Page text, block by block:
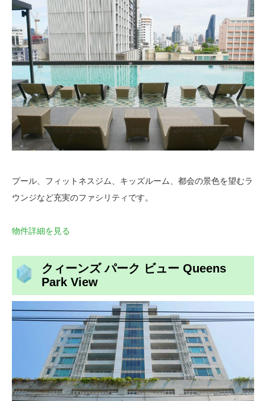
プール、フィットネスジム、キッズルーム、都会の景色を望むラ
ウンジなど充実のファシリティです。
物件詳細を見る
クィーンズ パーク ビュー Queens
Park View